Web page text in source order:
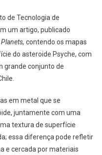
Em
R$
de Tecnologia de
um artigo, publicado
contendo os mapas
do asteroide Psyche, com
grande conjunto de
em metal que se
juntamente com uma
textura de superfície
essa diferença pode refletir
e cercada por materiais